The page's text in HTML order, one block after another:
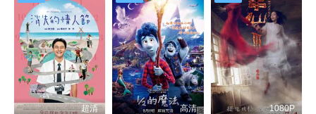
超清 高清 1080P